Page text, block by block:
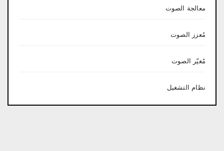
معالجة الصوت
مُعزز الصوت
مُغيّر الصوت
نظام التشغيل